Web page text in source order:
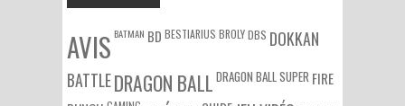
AVIS BATMAN BD BESTIARIUS BROLYDBS DOKKAN
BATTLEDRAGON BALL DRAGON BALL SUPER FIRE